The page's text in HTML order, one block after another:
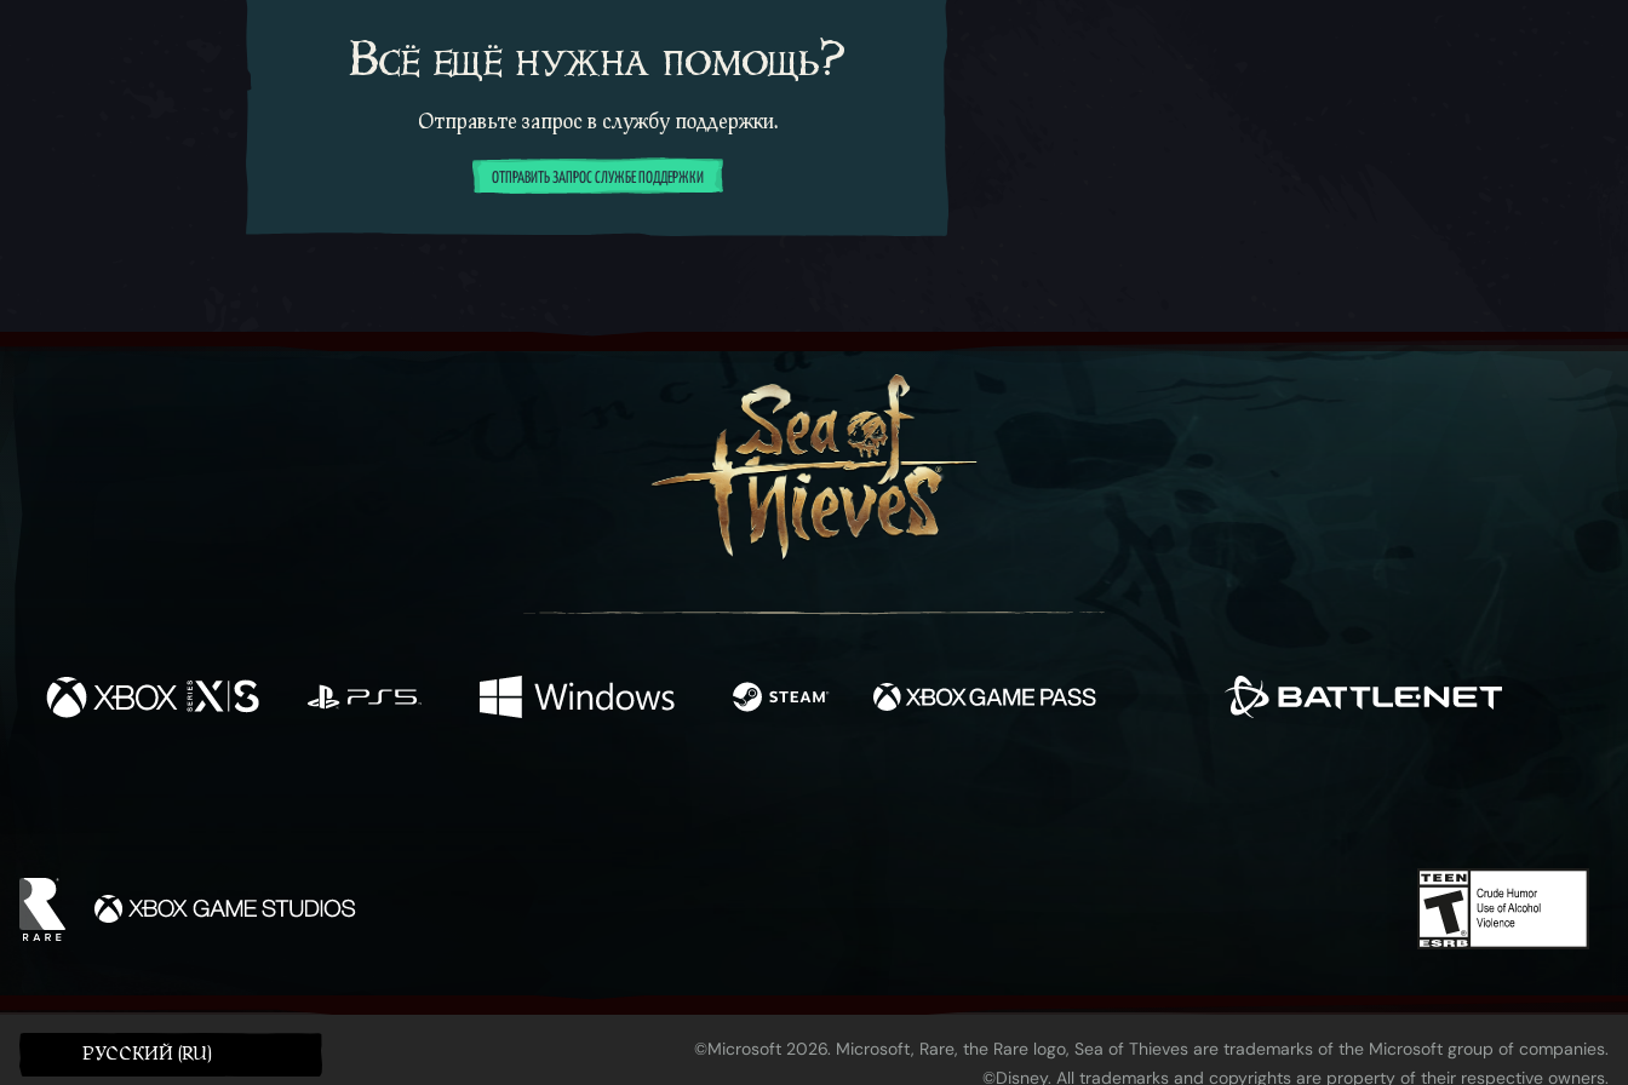
Всё ещё нужна помощь?
Отправьте запрос в службу поддержки.
ОТПРАВИТЬ ЗАПРОС СЛУЖБЕ ПОДДЕРЖКИ
PУССКИЙ (RU)
©Microsoft 2026. Microsoft, Rare, the Rare logo, Sea of Thieves are trademarks of the Microsoft group of companies.
©Disney. All trademarks and copyrights are property of their respective owners.